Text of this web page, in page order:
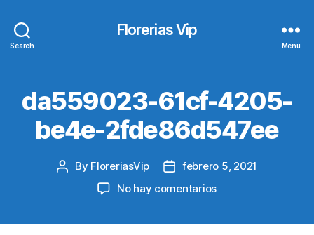
Search
Florerias Vip
Menu
da559023-61cf-4205-
be4e-2fde86d547ee
Post
By FloreriasVip
Post
date
febrero 5, 2021
No hay comentariosen